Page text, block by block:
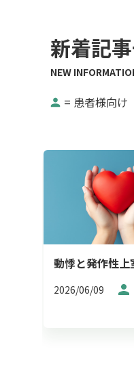
新着記
= 患者様向け
動悸と発作性上
2026/06/09